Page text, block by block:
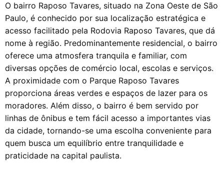
O bairro Raposo Tavares, situado na Zona Oeste de São
Paulo, é conhecido por sua localização estratégica e
acesso facilitado pela Rodovia Raposo Tavares, que dá
nome à região. Predominantemente residencial, o bairro
oferece uma atmosfera tranquila e familiar, com
diversas opções de comércio local, escolas e serviços.
A proximidade com o Parque Raposo Tavares
proporciona áreas verdes e espaços de lazer para os
moradores. Além disso, o bairro é bem servido por
linhas de ônibus e tem fácil acesso a importantes vias
da cidade, tornando-se uma escolha conveniente para
quem busca um equilíbrio entre tranquilidade e
praticidade na capital paulista.